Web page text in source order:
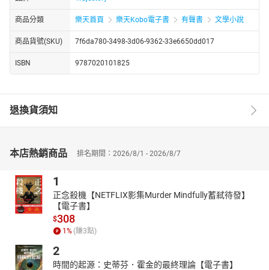
商品分類 樂天首頁 樂天Kobo電子書 有聲書 文學小說
商品貨號(SKU) 7f6da780-3498-3d06-9362-33e6650dd017
ISBN 9787020101825
退換貨須知
本店熱銷商品 排名期間：2026/8/1 - 2026/8/7
1
正念殺機【NETFLIX影集Murder Mindfully蓄弒待發】
【電子書】
$308
1% (賺3點)
2
時間的起源：史蒂芬．霍金的最終理論【電子書】